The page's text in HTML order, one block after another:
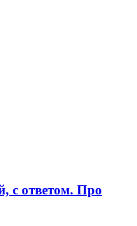
с ответом. Про